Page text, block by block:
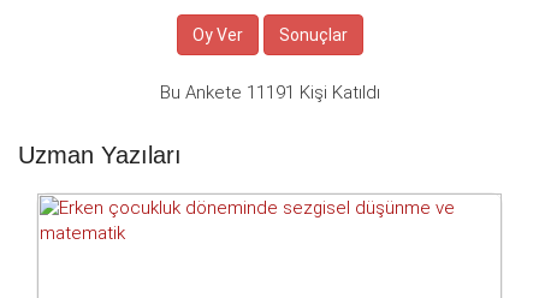
Bu Ankete 11191 Kişi Katıldı
Uzman Yazıları